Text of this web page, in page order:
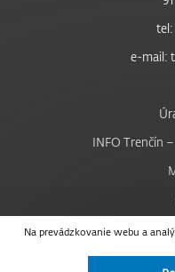
Na prevádzkovanie webu a
tel:
e-mail:
INFO Trenčín